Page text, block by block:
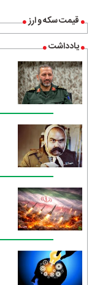
قیمت سکه و ارز
یادداشت